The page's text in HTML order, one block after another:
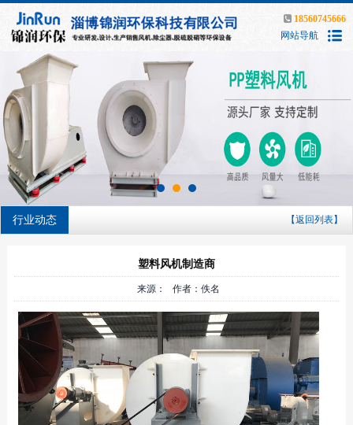
18560745666
网站导航
行业动态 【返回列表】
塑料风机制造商
来源： 作者：佚名